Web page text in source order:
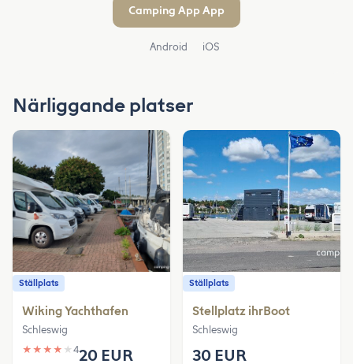
Camping App App
Android iOS
Närliggande platser
Ställplats
Wiking Yachthafen
Schleswig
★ ★ ★ ★ ★ 420 EUR
Ställplats
Stellplatz ihrBoot
Schleswig
30 EUR